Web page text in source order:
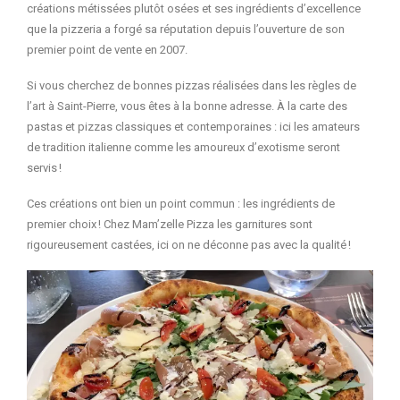
créations métissées plutôt osées et ses ingrédients d’excellence
que la pizzeria a forgé sa réputation depuis l’ouverture de son
premier point de vente en 2007.
Si vous cherchez de bonnes pizzas réalisées dans les règles de
l’art à Saint-Pierre, vous êtes à la bonne adresse. À la carte des
pastas et pizzas classiques et contemporaines : ici les amateurs
de tradition italienne comme les amoureux d’exotisme seront
servis !
Ces créations ont bien un point commun : les ingrédients de
premier choix ! Chez Mam’zelle Pizza les garnitures sont
rigoureusement castées, ici on ne déconne pas avec la qualité !